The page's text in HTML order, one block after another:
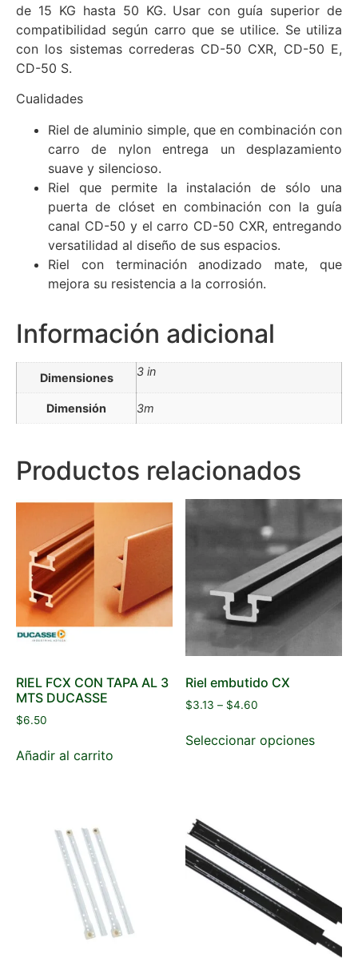
de 15 KG hasta 50 KG. Usar con guía superior de
compatibilidad según carro que se utilice. Se utiliza
con los sistemas correderas CD-50 CXR, CD-50 E,
CD-50 S.
Cualidades
Riel de aluminio simple, que en combinación con
carro de nylon entrega un desplazamiento
suave y silencioso.
Riel que permite la instalación de sólo una
puerta de clóset en combinación con la guía
canal CD-50 y el carro CD-50 CXR, entregando
versatilidad al diseño de sus espacios.
Riel con terminación anodizado mate, que
mejora su resistencia a la corrosión.
Información adicional
Dimensiones 3 in
Dimensión 3m
Productos relacionados
RIEL FCX CON TAPA AL 3
MTS DUCASSE
$6.50
Añadir al carrito
Riel embutido CX
$3.13 – $4.60
Seleccionar opciones